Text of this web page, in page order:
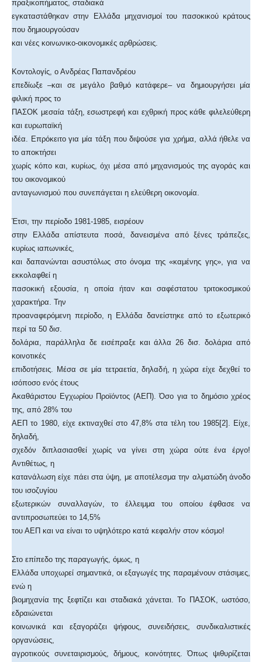
πραξικοπήματος, σταδιακά
εγκαταστάθηκαν στην Ελλάδα μηχανισμοί του πασοκικού κράτους
που δημιουργούσαν
και νέες κοινωνικο-οικονομικές αρθρώσεις.
Κοντολογίς, ο Ανδρέας Παπανδρέου
επεδίωξε –και σε μεγάλο βαθμό κατάφερε– να δημιουργήσει μία
φιλική προς το
ΠΑΣΟΚ μεσαία τάξη, εσωστρεφή και εχθρική προς κάθε φιλελεύθερη
και ευρωπαϊκή
ιδέα. Επρόκειτο για μία τάξη που διψούσε για χρήμα, αλλά ήθελε να
το αποκτήσει
χωρίς κόπο και, κυρίως, όχι μέσα από μηχανισμούς της αγοράς και
του οικονομικού
ανταγωνισμού που συνεπάγεται η ελεύθερη οικονομία.
Έτσι, την περίοδο 1981-1985, εισρέουν
στην Ελλάδα απίστευτα ποσά, δανεισμένα από ξένες τράπεζες,
κυρίως ιαπωνικές,
και δαπανώνται ασυστόλως στο όνομα της «καμένης γης», για να
εκκολαφθεί η
πασοκική εξουσία, η οποία ήταν και σαφέστατου τριτοκοσμικού
χαρακτήρα. Την
προαναφερόμενη περίοδο, η Ελλάδα δανείστηκε από το εξωτερικό
περί τα 50 δισ.
δολάρια, παράλληλα δε εισέπραξε και άλλα 26 δισ. δολάρια από
κοινοτικές
επιδοτήσεις. Μέσα σε μία τετραετία, δηλαδή, η χώρα είχε δεχθεί το
ισόποσο ενός έτους
Ακαθάριστου Εγχωρίου Προϊόντος (ΑΕΠ). Όσο για το δημόσιο χρέος
της, από 28% του
ΑΕΠ το 1980, είχε εκτιναχθεί στο 47,8% στα τέλη του 1985[2]. Είχε,
δηλαδή,
σχεδόν διπλασιασθεί χωρίς να γίνει στη χώρα ούτε ένα έργο!
Αντιθέτως, η
κατανάλωση είχε πάει στα ύψη, με αποτέλεσμα την αλματώδη άνοδο
του ισοζυγίου
εξωτερικών συναλλαγών, το έλλειμμα του οποίου έφθασε να
αντιπροσωπεύει το 14,5%
του ΑΕΠ και να είναι το υψηλότερο κατά κεφαλήν στον κόσμο!
Στο επίπεδο της παραγωγής, όμως, η
Ελλάδα υποχωρεί σημαντικά, οι εξαγωγές της παραμένουν στάσιμες,
ενώ η
βιομηχανία της ξεφτίζει και σταδιακά χάνεται. Το ΠΑΣΟΚ, ωστόσο,
εδραιώνεται
κοινωνικά και εξαγοράζει ψήφους, συνειδήσεις, συνδικαλιστικές
οργανώσεις,
αγροτικούς συνεταιρισμούς, δήμους, κοινότητες. Όπως ψιθυρίζεται